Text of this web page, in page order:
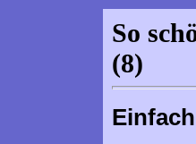
So
(8)